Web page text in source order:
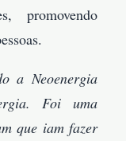
promovendo
a Neoenergia
Foi uma
que iam fazer